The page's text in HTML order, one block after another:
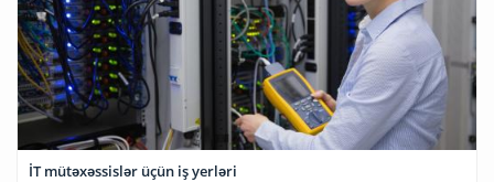
İT mütəxəssislər üçün iş yerləri